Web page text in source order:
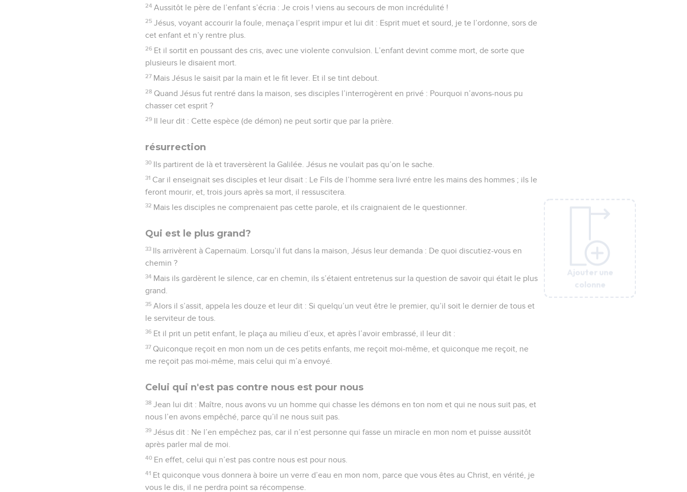
Ajouter une
colonne
24 Aussitôt le père de l’enfant s’écria : Je crois ! viens au secours de mon incrédulité !
25 Jésus, voyant accourir la foule, menaça l’esprit impur et lui dit : Esprit muet et sourd, je te l’ordonne, sors de
cet enfant et n’y rentre plus.
26 Et il sortit en poussant des cris, avec une violente convulsion. L’enfant devint comme mort, de sorte que
plusieurs le disaient mort.
27 Mais Jésus le saisit par la main et le fit lever. Et il se tint debout.
28 Quand Jésus fut rentré dans la maison, ses disciples l’interrogèrent en privé : Pourquoi n’avons-nous pu
chasser cet esprit ?
29 Il leur dit : Cette espèce (de démon) ne peut sortir que par la prière.
résurrection
30 Ils partirent de là et traversèrent la Galilée. Jésus ne voulait pas qu’on le sache.
31 Car il enseignait ses disciples et leur disait : Le Fils de l’homme sera livré entre les mains des hommes ; ils le
feront mourir, et, trois jours après sa mort, il ressuscitera.
32 Mais les disciples ne comprenaient pas cette parole, et ils craignaient de le questionner.
Qui est le plus grand?
33 Ils arrivèrent à Capernaüm. Lorsqu’il fut dans la maison, Jésus leur demanda : De quoi discutiez-vous en
chemin ?
34 Mais ils gardèrent le silence, car en chemin, ils s’étaient entretenus sur la question de savoir qui était le plus
grand.
35 Alors il s’assit, appela les douze et leur dit : Si quelqu’un veut être le premier, qu’il soit le dernier de tous et
le serviteur de tous.
36 Et il prit un petit enfant, le plaça au milieu d’eux, et après l’avoir embrassé, il leur dit :
37 Quiconque reçoit en mon nom un de ces petits enfants, me reçoit moi-même, et quiconque me reçoit, ne
me reçoit pas moi-même, mais celui qui m’a envoyé.
Celui qui n'est pas contre nous est pour nous
38 Jean lui dit : Maître, nous avons vu un homme qui chasse les démons en ton nom et qui ne nous suit pas, et
nous l’en avons empêché, parce qu’il ne nous suit pas.
39 Jésus dit : Ne l’en empêchez pas, car il n’est personne qui fasse un miracle en mon nom et puisse aussitôt
après parler mal de moi.
40 En effet, celui qui n’est pas contre nous est pour nous.
41 Et quiconque vous donnera à boire un verre d’eau en mon nom, parce que vous êtes au Christ, en vérité, je
vous le dis, il ne perdra point sa récompense.
Ajouter une
colonne
Ajouter une
colonne
Ajouter une
colonne
Ajouter une
colonne